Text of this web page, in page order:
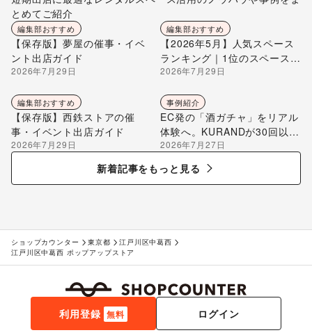
とめてご紹介
編集部おすすめ
【保存版】夢屋の催事・イベ
ント出店ガイド
2026年7月29日
編集部おすすめ
【2026年5月】人気スペース
ランキング｜1位のスペースを
編集部が解説
2026年7月29日
編集部おすすめ
【保存版】西鉄ストアの催
事・イベント出店ガイド
2026年7月29日
事例紹介
EC発の「酒ガチャ」をリアル
体験へ。KURANDが30回以上
のポップアップ出店で届け
る“新しいお酒との出会い”
2026年7月27日
新着記事をもっと見る
ショップカウンター 東京都
江戸川区中葛西
江戸川区中葛西 ポップアップストア
利用登録 無料 ログイン